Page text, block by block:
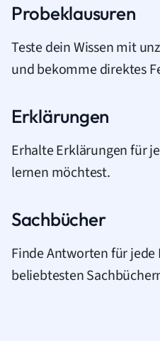
Probeklausuren
Teste dein Wissen mit
und bekomme direktes
Erklärungen
Erhalte Erklärungen für
lernen möchtest.
Sachbücher
Finde Antworten für jede
beliebtesten